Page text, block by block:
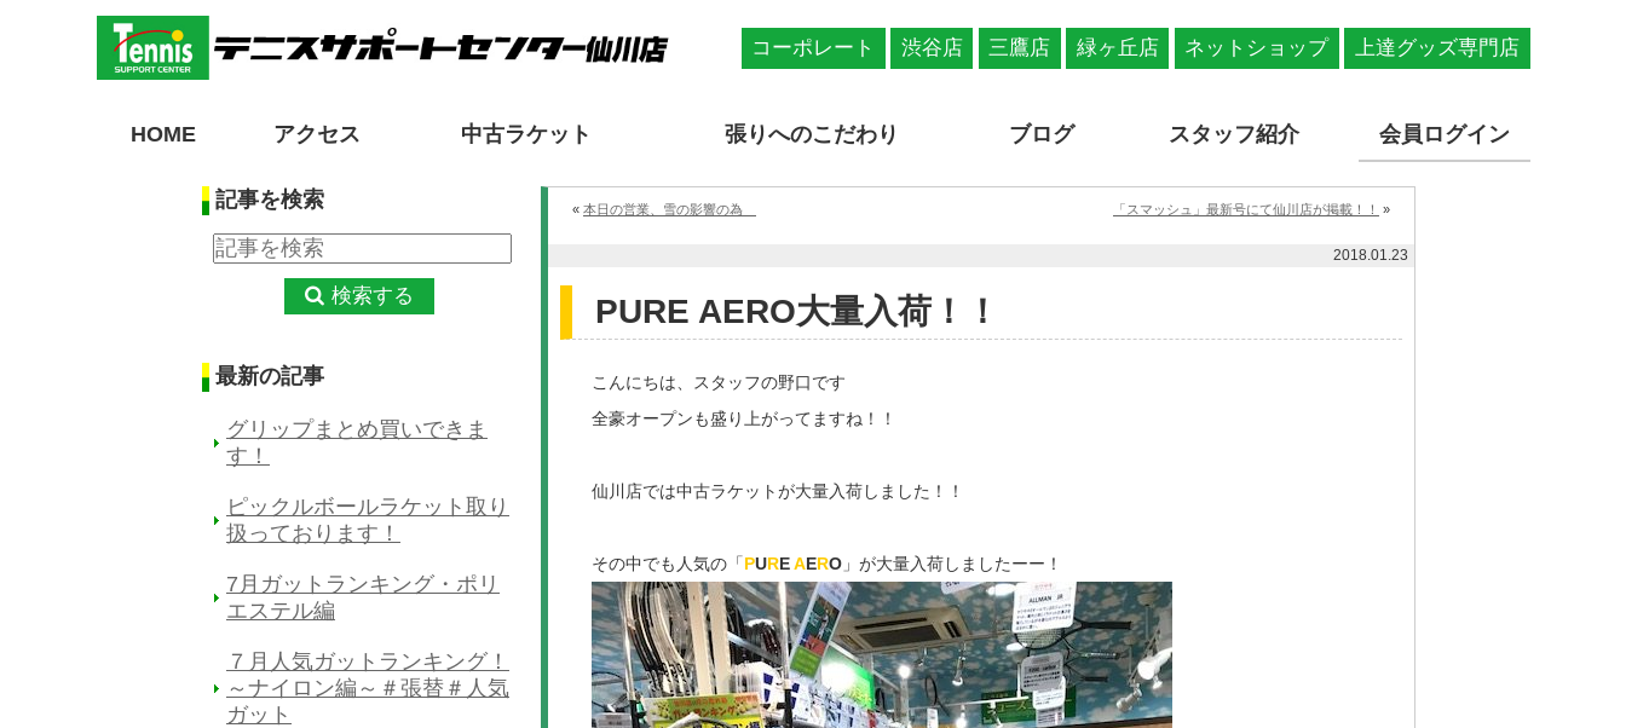
コーポレート 渋谷店 三鷹店 緑ヶ丘店 ネットショップ 上達グッズ専門店
HOME アクセス 中古ラケット 張りへのこだわり ブログ スタッフ紹介 会員ログイン
記事を検索
検索する
最新の記事
グリップまとめ買いできま
す！
ピックルボールラケット取り
扱っております！
7月ガットランキング・ポリ
エステル編
７月人気ガットランキング！
～ナイロン編～＃張替＃人気
ガット
« 本日の営業、雪の影響の為 「スマッシュ」最新号にて仙川店が掲載！！ »
2018.01.23
PURE AERO大量入荷！！
こんにちは、スタッフの野口です
全豪オープンも盛り上がってますね！！
仙川店では中古ラケットが大量入荷しました！！
その中でも人気の「PUREAERO」が大量入荷しましたーー！